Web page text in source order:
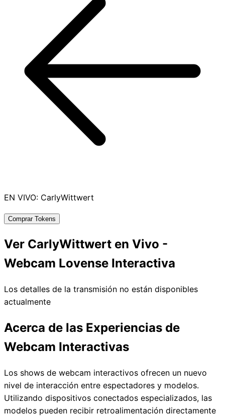
EN VIVO: CarlyWittwert
Comprar Tokens
Ver CarlyWittwert en Vivo -
Webcam Lovense Interactiva
Los detalles de la transmisión no están disponibles
actualmente
Acerca de las Experiencias de
Webcam Interactivas
Los shows de webcam interactivos ofrecen un nuevo
nivel de interacción entre espectadores y modelos.
Utilizando dispositivos conectados especializados, las
modelos pueden recibir retroalimentación directamente